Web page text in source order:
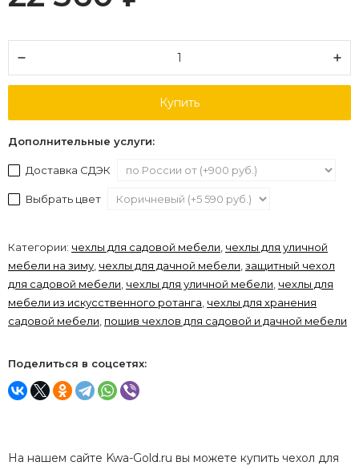
Купить
Дополнительные услуги:
Доставка СДЭК
Выбрать цвет
Категории: чехлы для садовой мебели, чехлы для уличной
мебели на зиму, чехлы для дачной мебели,защитный чехол
для садовой мебели, чехлы для уличной мебели, чехлы для
мебели из искусственного ротанга, чехлы для хранения
садовой мебели, пошив чехлов для садовой и дачной мебели
Поделиться в соцсетях:
На нашем сайте Kwa-Gold.ru вы можете купить чехол для